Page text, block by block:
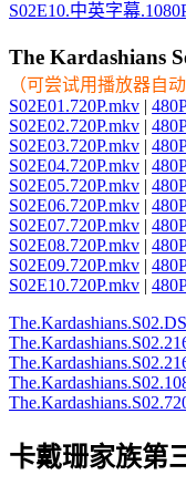
S02E10.中英字幕
The Kardashians
（可尝试用播放器自
S02E01.720P.mkv | 480P
S02E02.720P.mkv | 480P
S02E03.720P.mkv | 480P
S02E04.720P.mkv | 480P
S02E05.720P.mkv | 480P
S02E06.720P.mkv | 480P
S02E07.720P.mkv | 480P
S02E08.720P.mkv | 480P
S02E09.720P.mkv | 480P
S02E10.720P.mkv | 480P
卡戴珊家族第